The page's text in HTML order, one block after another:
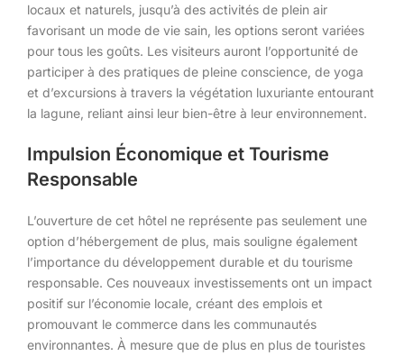
locaux et naturels, jusqu’à des activités de plein air
favorisant un mode de vie sain, les options seront variées
pour tous les goûts. Les visiteurs auront l’opportunité de
participer à des pratiques de pleine conscience, de yoga
et d’excursions à travers la végétation luxuriante entourant
la lagune, reliant ainsi leur bien-être à leur environnement.
Impulsion Économique et Tourisme
Responsable
L’ouverture de cet hôtel ne représente pas seulement une
option d’hébergement de plus, mais souligne également
l’importance du développement durable et du tourisme
responsable. Ces nouveaux investissements ont un impact
positif sur l’économie locale, créant des emplois et
promouvant le commerce dans les communautés
environnantes. À mesure que de plus en plus de touristes